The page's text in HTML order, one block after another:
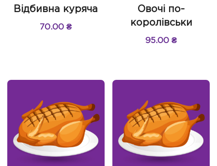
Відбивна куряча
70.00₴
Овочі по-
королівськи
95.00₴